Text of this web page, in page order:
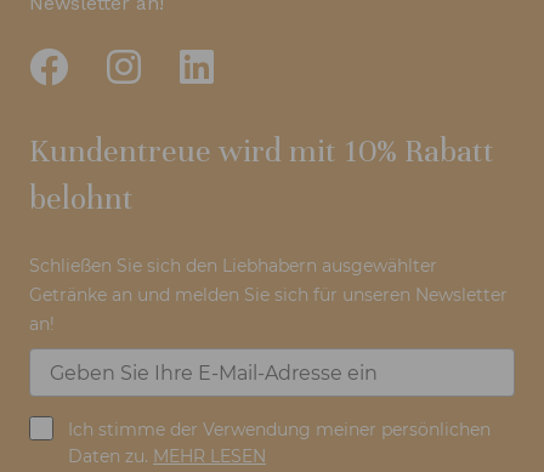
Kundentreue wird mit 10% Rabatt
belohnt
Schließen Sie sich den Liebhabern ausgewählter
Getränke an und melden Sie sich für unseren Newsletter
an!
Ich stimme der Verwendung meiner persönlichen
Daten zu. MEHR LESEN